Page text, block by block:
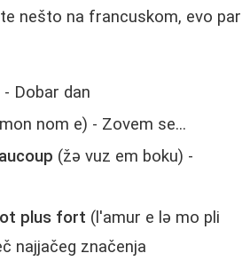
nešto na francuskom, evo par
Dobar dan
nom e) - Zovem se...
(žə vuz em boku) -
plus fort (l'amur e lə mo pli
najjačeg značenja